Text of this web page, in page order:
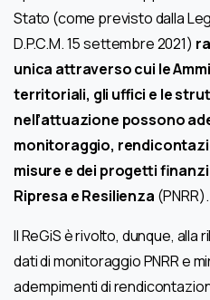
Stato (come previsto dalla
D.P.C.M. 15 settembre 2021)
unica attraverso cui le
territoriali, gli uffici e le
nell’attuazione possono
monitoraggio,
misure e dei progetti
Ripresa e Resilienza (PNRR).
Il ReGiS è rivolto, dunque,
dati di monitoraggio PNRR e
adempimenti di